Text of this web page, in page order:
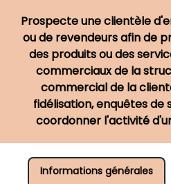
Prospecte une clientèle
ou de revendeurs afin de
des produits ou des
commerciaux de la
commercial de la
fidélisation, enquêtes de
coordonner l'activité
Informations générales